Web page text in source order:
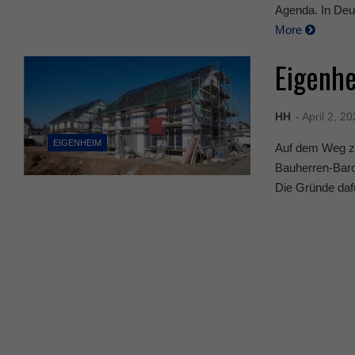
Agenda. In
More
EIGENHEIM
HH - April 2,
Auf dem Weg
Bauherren-
Die Gründe